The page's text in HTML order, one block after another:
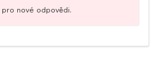
nové odpovědi.